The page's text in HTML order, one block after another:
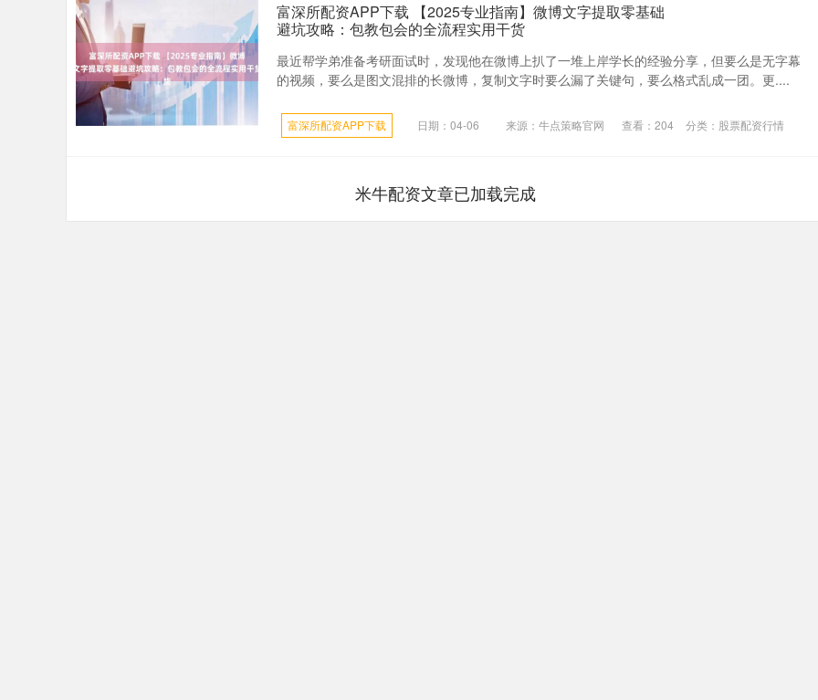
富深所配资APP下载 【2025专业指南】微博文字提取零基础
避坑攻略：包教包会的全流程实用干货
最近帮学弟准备考研面试时，发现他在微博上扒了一堆上岸学长的经验分享，但要么是无字幕
的视频，要么是图文混排的长微博，复制文字时要么漏了关键句，要么格式乱成一团。更....
富深所配资APP下载 日期：04-06 来源：牛点策略官网 查看：204 分类： 股票配资行情
米牛配资文章已加载完成